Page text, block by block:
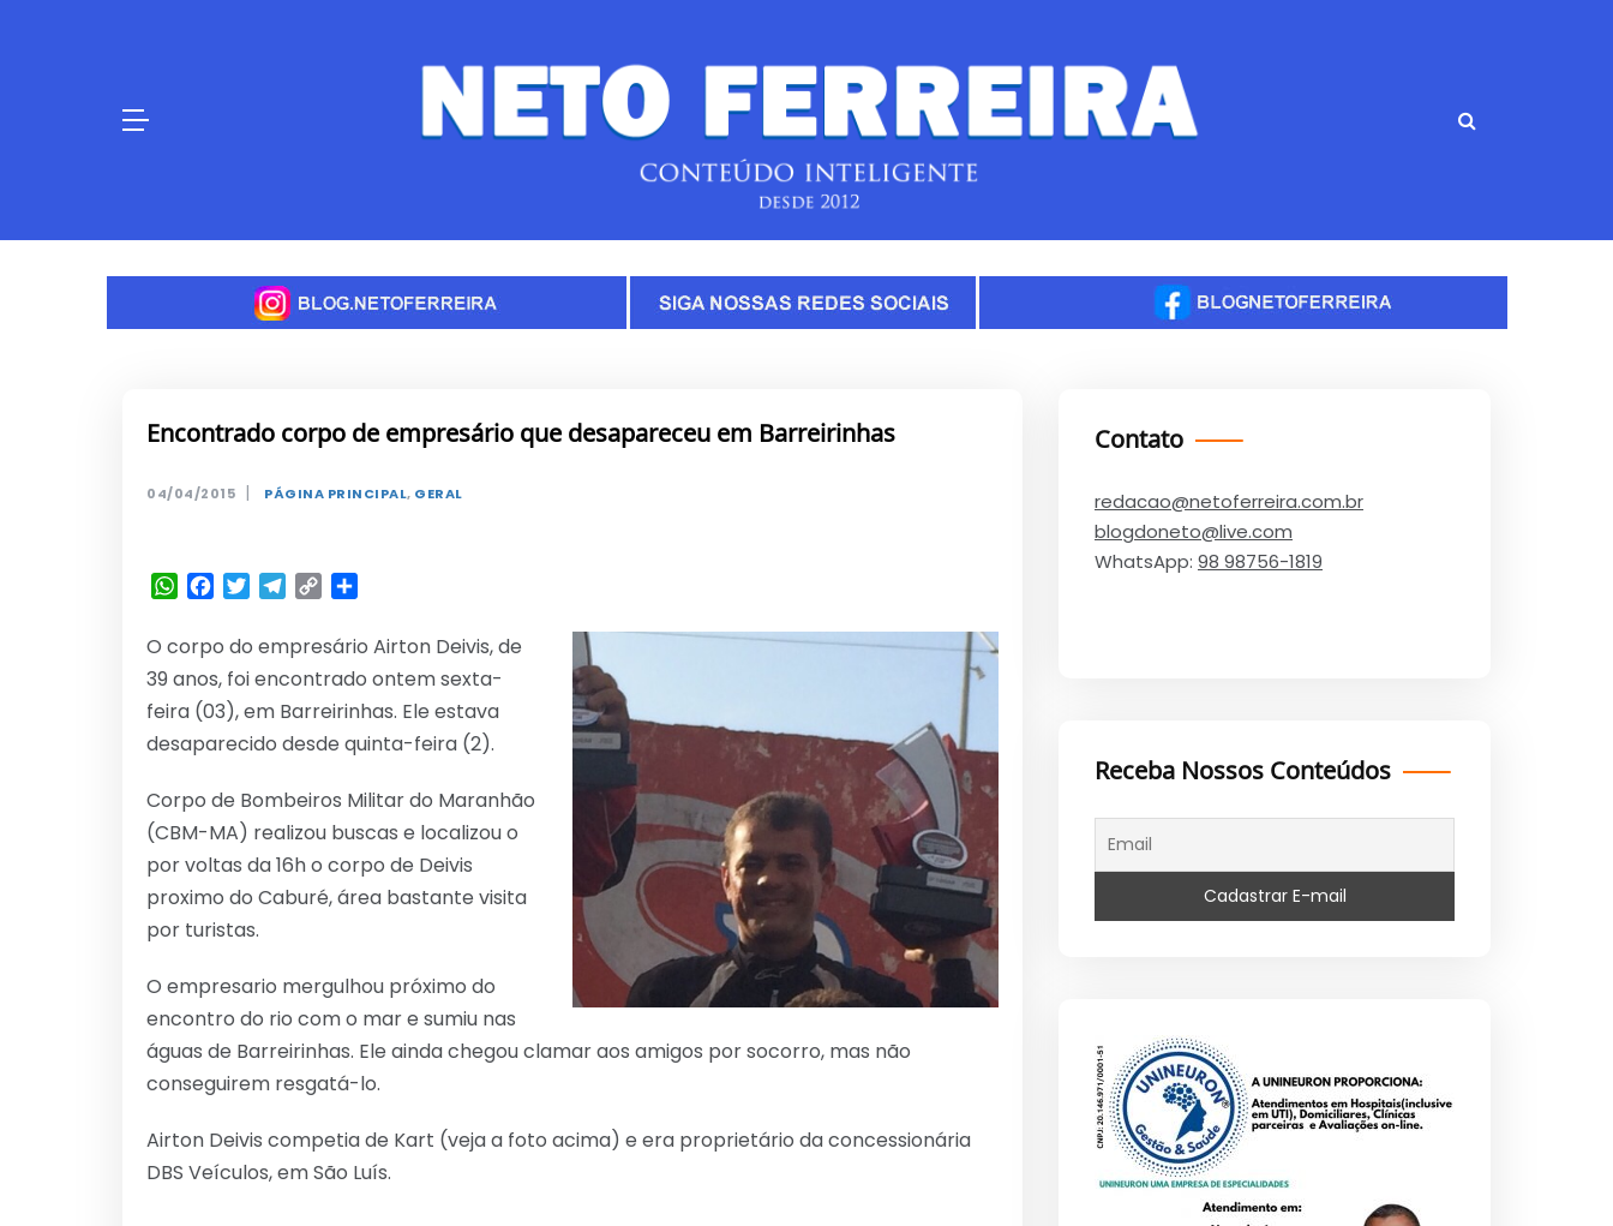
Encontrado corpo de empresário que desapareceu em Barreirinhas
04/04/2015 | PÁGINA PRINCIPAL, GERAL
WhatsApp
Facebook
TwitterTelegram
Copy
O corpo do empresário Airton Deivis, de
39 anos, foi encontrado ontem sexta-
feira (03), em Barreirinhas. Ele estava
desaparecido desde quinta-feira (2).
Corpo de Bombeiros Militar do Maranhão
(CBM-MA) realizou buscas e localizou o
por voltas da 16h o corpo de Deivis
proximo do Caburé, área bastante visita
por turistas.
O empresario mergulhou próximo do
encontro do rio com o mar e sumiu nas
águas de Barreirinhas. Ele ainda chegou clamar aos amigos por socorro, mas não
conseguirem resgatá-lo.
Airton Deivis competia de Kart (veja a foto acima) e era proprietário da concessionária
DBS Veículos, em São Luís.
Contato
redacao@netoferreira.com.br
blogdoneto@live.com
WhatsApp: 98 98756-1819
Receba Nossos Conteúdos